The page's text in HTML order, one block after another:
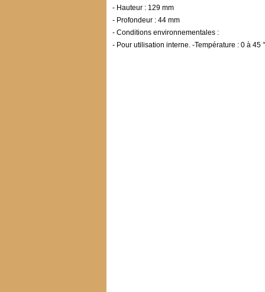
- Hauteur : 129 mm
- Profondeur : 44 mm
- Conditions environnementales :
- Pour utilisation interne. -Température : 0 à 45